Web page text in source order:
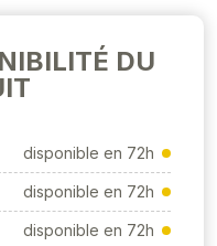
DU
disponible en 72h
disponible en 72h
disponible en 72h